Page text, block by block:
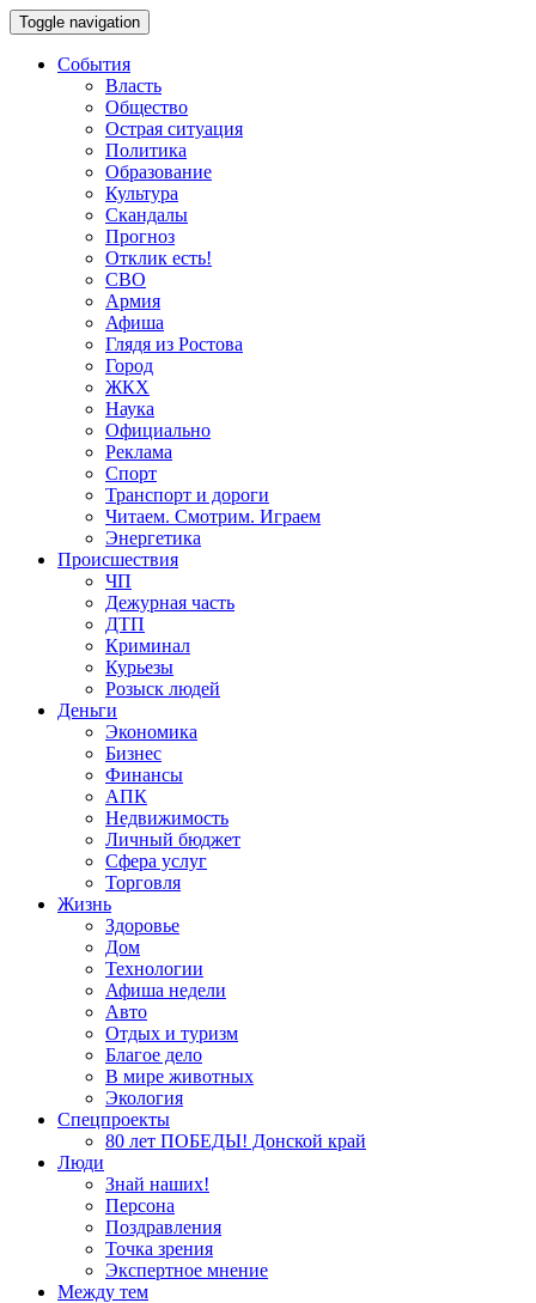
Toggle navigation
События
Власть
Общество
Острая ситуация
Политика
Образование
Культура
Скандалы
Прогноз
Отклик есть!
СВО
Армия
Афиша
Глядя из Ростова
Город
ЖКХ
Наука
Официально
Реклама
Спорт
Транспорт и дороги
Читаем. Смотрим. Играем
Энергетика
Происшествия
ЧП
Дежурная часть
ДТП
Криминал
Курьезы
Розыск людей
Деньги
Экономика
Бизнес
Финансы
АПК
Недвижимость
Личный бюджет
Сфера услуг
Торговля
Жизнь
Здоровье
Дом
Технологии
Афиша недели
Авто
Отдых и туризм
Благое дело
В мире животных
Экология
Спецпроекты
80 лет ПОБЕДЫ! Донской край
Люди
Знай наших!
Персона
Поздравления
Точка зрения
Экспертное мнение
Между тем